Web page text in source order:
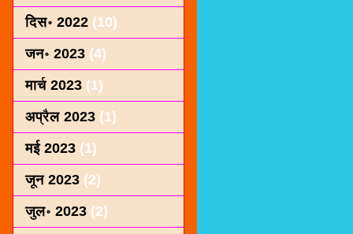
दिस॰ 2022 (10)
जन॰ 2023 (4)
मार्च 2023 (1)
अप्रैल 2023 (1)
मई 2023 (1)
जून 2023 (2)
जुल॰ 2023 (2)